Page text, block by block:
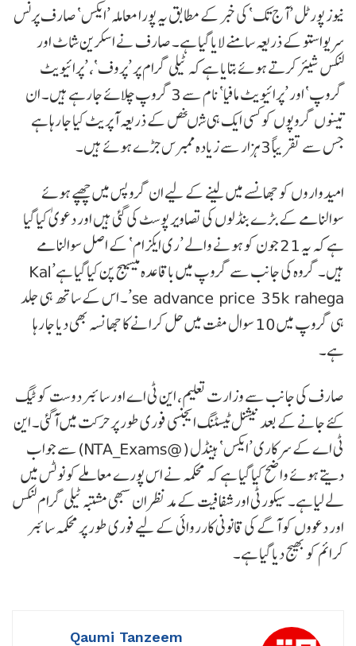
نیوز پورٹل ’آج تک‘ کی خبر کے مطابق یہ پورا معاملہ ’ایکس‘ صارف پرنس
سریواستو کے ذریعہ سامنے لایا گیا ہے۔ صارف نے اسکرین شاٹ اور
لنکس شیئر کرتے ہوئے بتایا ہے کہ ٹیلی گرام پر ’پروف‘، ’پرائیویٹ
گروپ‘ اور ’پرائیویٹ مافیا‘ نام سے 3 گروپ چلائے جا رہے ہیں۔ ان
تینوں گروپوں کو کسی ایک ہی شںخص کے ذریعہ آپریٹ کیا جا رہا ہے
جس سے تقریباً 3 ہزار سے زیادہ ممبرس جڑے ہوئے ہیں۔
امیدواروں کو جھانسے میں لینے کے لیے ان گروپس میں چھپے ہوئے
سوالنامے کے بڑے بنڈلوں کی تصاویر پوسٹ کی گئی ہیں اور دعویٰ کیا گیا
ہے کہ یہ 21 جون کو ہونے والے ’ری ایکزام‘ کے اصل سوالنامے
ہیں۔ گروہ کی جانب سے گروپ میں باقاعدہ میسیج پن کیا گیا ہے’ Kal
se advance price 35k rahega’۔ اس کے ساتھ ہی جلد
ہی گروپ میں 10 سوال مفت میں حل کرانے کا جھانسہ بھی دیا جا رہا
ہے۔
صارف کی جانب سے وزارت تعلیم، این ٹی اے اور سائبر دوست کو ٹیگ
کئے جانے کے بعد نیشنل ٹیسٹنگ ایجنسی فوری طور پر حرکت میں آگئی۔ این
ٹی اے کے سرکاری ’ایکس‘ ہینڈل (@NTA_Exams) سے جواب
دیتے ہوئے واضح کیا گیا ہے کہ محکمہ نے اس پورے معاملے کو نوٹس میں
لے لیا ہے۔ سیکورٹی اور شفافیت کے مد نظر ان سبھی مشتبہ ٹیلی گرام لنکس
اور دعووں کو آگے کی قانونی کارروائی کے لیے فوری طور پر محکمہ سائبر
کرائم کو بھیج دیا گیا ہے۔
Qaumi Tanzeem